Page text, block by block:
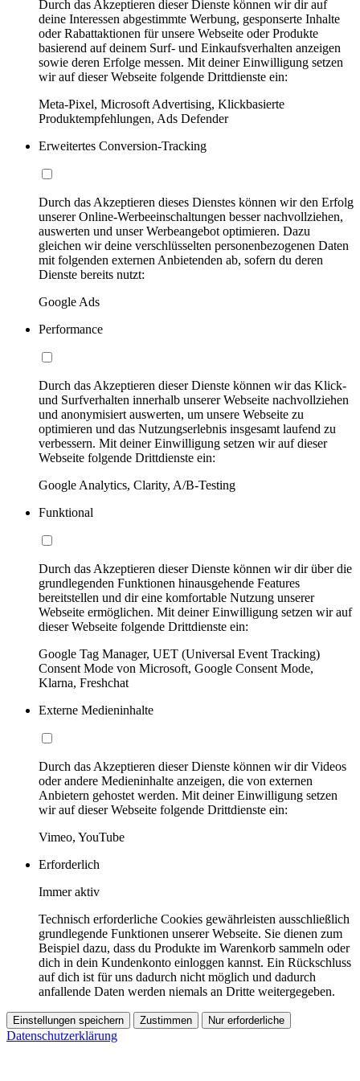
Durch das Akzeptieren dieser Dienste können wir dir auf
deine Interessen abgestimmte Werbung, gesponserte Inhalte
oder Rabattaktionen für unsere Webseite oder Produkte
basierend auf deinem Surf- und Einkaufsverhalten anzeigen
sowie deren Erfolge messen. Mit deiner Einwilligung setzen
wir auf dieser Webseite folgende Drittdienste ein:
Meta-Pixel, Microsoft Advertising, Klickbasierte
Produktempfehlungen, Ads Defender
Erweitertes Conversion-Tracking
Durch das Akzeptieren dieses Dienstes können wir den Erfolg
unserer Online-Werbeeinschaltungen besser nachvollziehen,
auswerten und unser Werbeangebot optimieren. Dazu
gleichen wir deine verschlüsselten personenbezogenen Daten
mit folgenden externen Anbietenden ab, sofern du deren
Dienste bereits nutzt:
Google Ads
Performance
Durch das Akzeptieren dieser Dienste können wir das Klick-
und Surfverhalten innerhalb unserer Webseite nachvollziehen
und anonymisiert auswerten, um unsere Webseite zu
optimieren und das Nutzungserlebnis insgesamt laufend zu
verbessern. Mit deiner Einwilligung setzen wir auf dieser
Webseite folgende Drittdienste ein:
Google Analytics, Clarity, A/B-Testing
Funktional
Durch das Akzeptieren dieser Dienste können wir dir über die
grundlegenden Funktionen hinausgehende Features
bereitstellen und dir eine komfortable Nutzung unserer
Webseite ermöglichen. Mit deiner Einwilligung setzen wir auf
dieser Webseite folgende Drittdienste ein:
Google Tag Manager, UET (Universal Event Tracking)
Consent Mode von Microsoft, Google Consent Mode,
Klarna, Freshchat
Externe Medieninhalte
Durch das Akzeptieren dieser Dienste können wir dir Videos
oder andere Medieninhalte anzeigen, die von externen
Anbietern gehostet werden. Mit deiner Einwilligung setzen
wir auf dieser Webseite folgende Drittdienste ein:
Vimeo, YouTube
Erforderlich
Immer aktiv
Technisch erforderliche Cookies gewährleisten ausschließlich
grundlegende Funktionen unserer Webseite. Sie dienen zum
Beispiel dazu, dass du Produkte im Warenkorb sammeln oder
dich in dein Kundenkonto einloggen kannst. Ein Rückschluss
auf dich ist für uns dadurch nicht möglich und dadurch
anfallende Daten werden niemals an Dritte weitergegeben.
Einstellungen speichern Zustimmen Nur erforderliche
Datenschutzerklärung